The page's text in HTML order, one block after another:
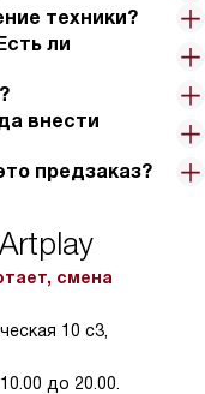
техники?
ли
внести
предзаказ?
смена
10 с3,
до 20.00.